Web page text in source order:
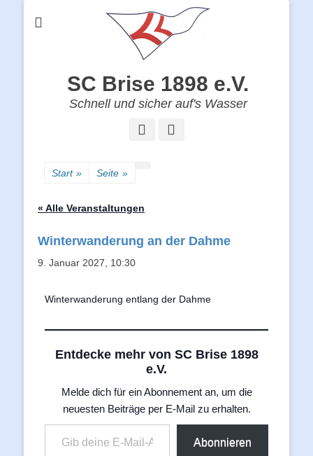
SC Brise 1898 e.V.
Schnell und sicher auf's Wasser
Facebook
Start » Seite »
« Alle Veranstaltungen
Winterwanderung an der Dahme
9. Januar 2027, 10:30
Winterwanderung entlang der Dahme
Entdecke mehr von SC Brise 1898
e.V.
Melde dich für ein Abonnement an, um die
neuesten Beiträge per E-Mail zu erhalten.
Gib deine E-Mail-Adresse ein ...
Abonnieren